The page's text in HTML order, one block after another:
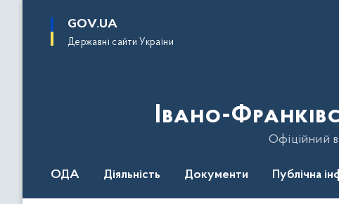
основного
GOV.UA
Державні сайти України
Івано-
Офіційний
ОДА Діяльність Документи Публічна